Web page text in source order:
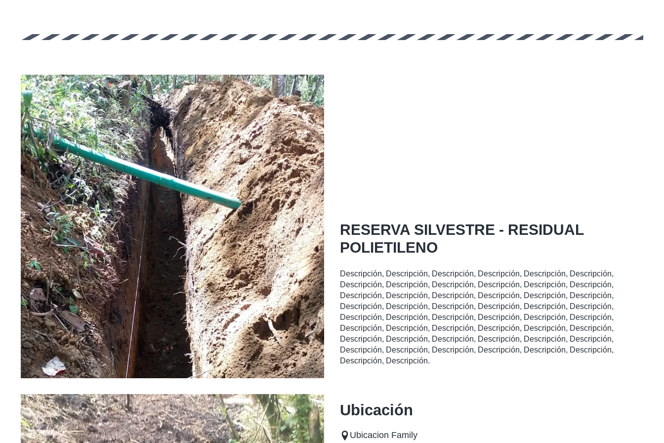
RESERVA SILVESTRE - RESIDUAL
POLIETILENO
Descripción, Descripción, Descripción, Descripción, Descripción, Descripción,
Descripción, Descripción, Descripción, Descripción, Descripción, Descripción,
Descripción, Descripción, Descripción, Descripción, Descripción, Descripción,
Descripción, Descripción, Descripción, Descripción, Descripción, Descripción,
Descripción, Descripción, Descripción, Descripción, Descripción, Descripción,
Descripción, Descripción, Descripción, Descripción, Descripción, Descripción,
Descripción, Descripción, Descripción, Descripción, Descripción, Descripción,
Descripción, Descripción, Descripción, Descripción, Descripción, Descripción,
Descripción, Descripción.
Ubicación
Ubicacion Family